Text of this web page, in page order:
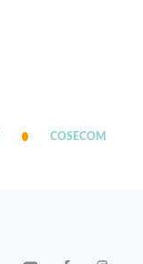
COSECOM